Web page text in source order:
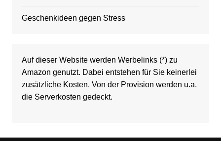
Geschenkideen gegen Stress
Auf dieser Website werden Werbelinks (*) zu
Amazon genutzt. Dabei entstehen für Sie keinerlei
zusätzliche Kosten. Von der Provision werden u.a.
die Serverkosten gedeckt.